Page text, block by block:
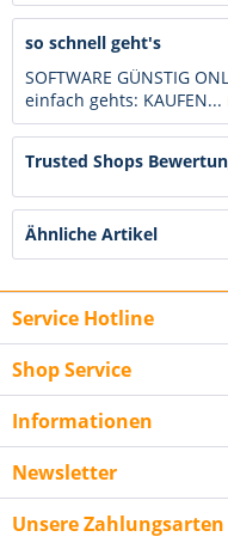
so schnell geht's
SOFTWARE GÜNSTIG
einfach gehts: KAUFEN...
Trusted Shops
Ähnliche Artikel
Service Hotline
Shop Service
Informationen
Newsletter
Unsere Zahlungsarten